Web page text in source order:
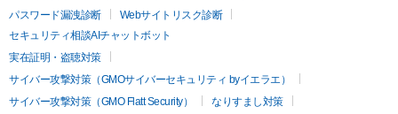
パスワード漏洩診断
Webサイトリスク診断
セキュリティ相談AIチャットボット
実在証明・盗聴対策
サイバー攻撃対策（GMOサイバーセキュリティ byイエラエ）
サイバー攻撃対策（GMO Flatt Security）
なりすまし対策